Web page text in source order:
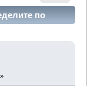
по
раз)